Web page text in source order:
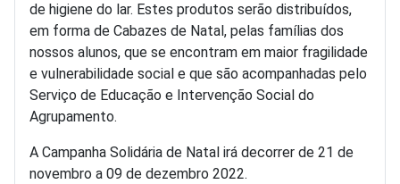
de higiene do lar. Estes produtos serão distribuídos,
em forma de Cabazes de Natal, pelas famílias dos
nossos alunos, que se encontram em maior fragilidade
e vulnerabilidade social e que são acompanhadas pelo
Serviço de Educação e Intervenção Social do
Agrupamento.
A Campanha Solidária de Natal irá decorrer de 21 de
novembro a 09 de dezembro 2022.